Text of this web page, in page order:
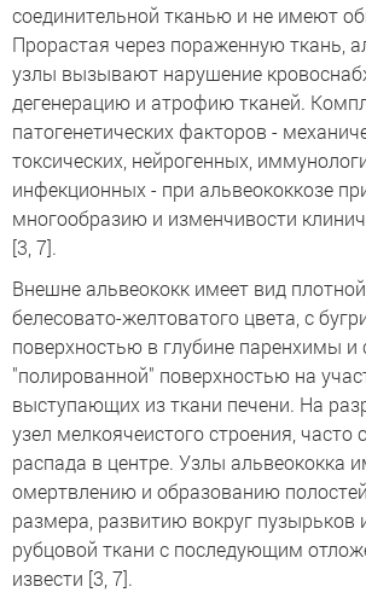
соединительной тканью и не имеют
Прорастая через пораженную ткань,
узлы вызывают нарушение
дегенерацию и атрофию тканей.
патогенетических факторов -
токсических, нейрогенных,
инфекционных - при альвеококкозе
многообразию и изменчивости
[3, 7].
Внешне альвеококк имеет вид плотной
белесовато-желтоватого цвета, с
поверхностью в глубине паренхимы и
"полированной" поверхностью на
выступающих из ткани печени. На
узел мелкоячеистого строения, часто
распада в центре. Узлы альвеококка
омертвлению и образованию
размера, развитию вокруг пузырьков
рубцовой ткани с последующим
извести [3, 7].